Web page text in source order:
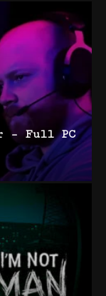
– Full PC